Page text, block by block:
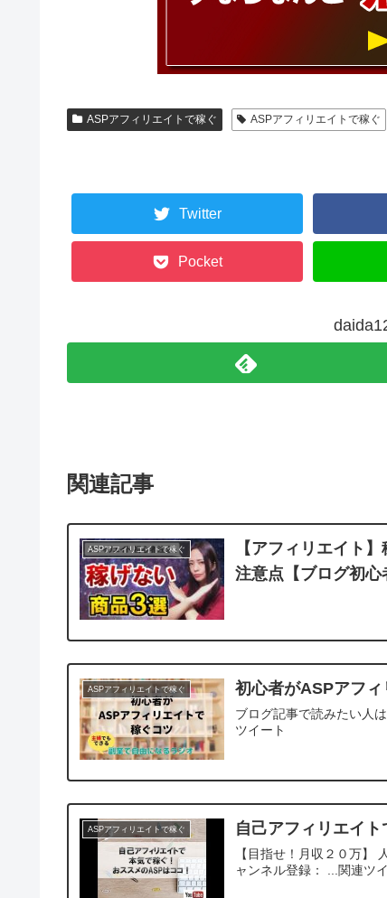
ASPアフィリエイトで稼ぐ ASPアフィリエイトで稼ぐ
Twitter
Pocket
関連記事
ASPアフィリエイトで稼ぐ
【アフィリエイト
注意点【ブログ初心
ASPアフィリエイトで稼ぐ 初心者がASPアフ
ブログ記事で読みたい人
ツイート
ASPアフィリエイトで稼ぐ 自己アフィリエイ
【目指せ！月収２０万
ャンネル登録： ...関連ツ